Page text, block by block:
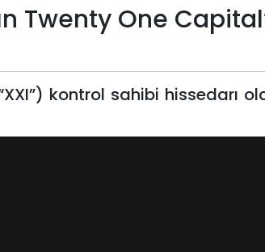
Twenty One
kontrol sahibi hissedarı